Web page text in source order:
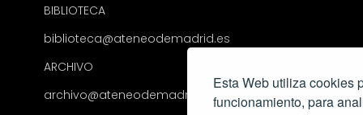
Esta Web utiliza cookies
funcionamiento, para
BIBLIOTECA
biblioteca@ateneodemadrid.es
ARCHIVO
archivo@ateneodemadrid.es